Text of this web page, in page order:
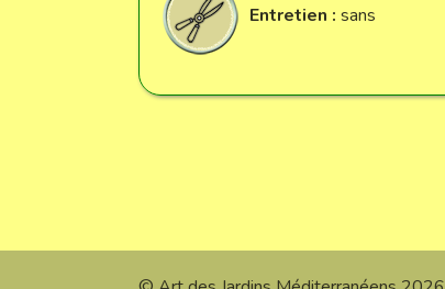
Entretien : sans